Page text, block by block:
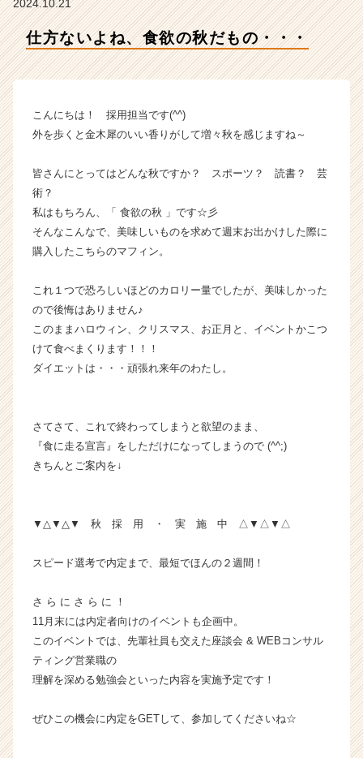
ン
成
企
か
ス
カ
ウ
届
く
就
活
サ
ア
キ
（C
e
a
r
r）
2024.10.21
仕方ないよね、食欲の秋だもの・・・
こんにちは！ 採用担当です(^^)
外を歩くと金木犀のいい香りがして増々秋を感じますね～
皆さんにとってはどんな秋ですか？ スポーツ？ 読書？ 芸
術？
私はもちろん、「 食欲の秋 」です☆彡
そんなこんなで、美味しいものを求めて週末お出かけした際に
購入したこちらのマフィン。
これ１つで恐ろしいほどのカロリー量でしたが、美味しかった
ので後悔はありません♪
このままハロウィン、クリスマス、お正月と、イベントかこつ
けて食べまくります！！！
ダイエットは・・・頑張れ来年のわたし。
さてさて、これで終わってしまうと欲望のまま、
『食に走る宣言』をしただけになってしまうので (^^;)
きちんとご案内を↓
▼△▼△▼ 秋 採 用 ・ 実 施 中 △▼△▼△
スピード選考で内定まで、最短でほんの２週間！
さ ら に さ ら に ！
11月末には内定者向けのイベントも企画中。
このイベントでは、先輩社員も交えた座談会 & WEBコンサル
ティング営業職の
理解を深める勉強会といった内容を実施予定です！
ぜひこの機会に内定をGETして、参加してくださいね☆